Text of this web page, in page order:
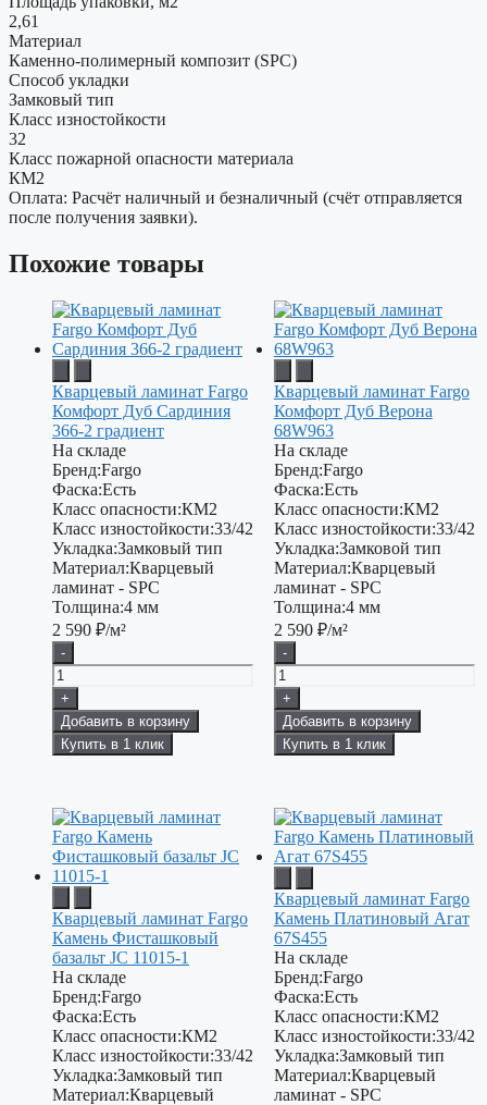
2,61
Материал
Каменно-полимерный композит (SPC)
Способ укладки
Замковый тип
Класс изностойкости
32
Класс пожарной опасности материала
КМ2
Оплата: Расчёт наличный и безналичный (счёт отправляется
после получения заявки).
Похожие товары
Кварцевый ламинат Fargo
Комфорт Дуб Сардиния
366-2 градиент
На складе
Бренд:Fargo
Фаска:Есть
Класс опасности:КМ2
Класс изностойкости:33/42
Укладка:Замковый тип
Материал:Кварцевый
ламинат - SPC
Толщина:4 мм
2 590 ₽/м²
-
+
Добавить в корзину
Купить в 1 клик
Кварцевый ламинат Fargo
Комфорт Дуб Верона
68W963
На складе
Бренд:Fargo
Фаска:Есть
Класс опасности:КМ2
Класс изностойкости:33/42
Укладка:Замковой тип
Материал:Кварцевый
ламинат - SPC
Толщина:4 мм
2 590 ₽/м²
-
+
Добавить в корзину
Купить в 1 клик
Кварцевый ламинат Fargo
Камень Фисташковый
базальт JC 11015-1
На складе
Бренд:Fargo
Фаска:Есть
Класс опасности:КМ2
Класс изностойкости:33/42
Укладка:Замковый тип
Материал:Кварцевый
Кварцевый ламинат Fargo
Камень Платиновый Агат
67S455
На складе
Бренд:Fargo
Фаска:Есть
Класс опасности:КМ2
Класс изностойкости:33/42
Укладка:Замковый тип
Материал:Кварцевый
ламинат - SPC